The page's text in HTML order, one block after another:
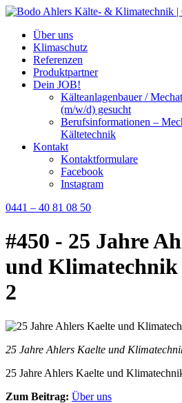
Über uns
Klimaschutz
Referenzen
Produktpartner
Dein JOB!
Kälteanlagenbauer /
(m/w/d) gesucht
Berufsinformationen –
Kältetechnik
Kontakt
Kontaktformulare
Facebook
Instagram
0441 – 40 81 08 50
#450 - 25 Jahre
und Klimatechnik
2
25 Jahre Ahlers Kaelte und
25 Jahre Ahlers Kaelte und
Zum Beitrag: Über uns